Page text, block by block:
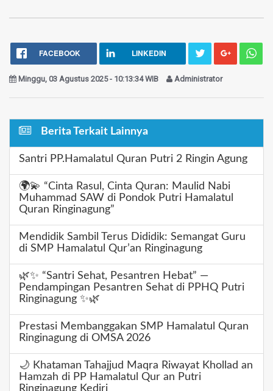
FACEBOOK LINKEDIN
Minggu, 03 Agustus 2025 - 10:13:34 WIB Administrator
Berita Terkait Lainnya
Santri PP.Hamalatul Quran Putri 2 Ringin Agung
🌍💫 “Cinta Rasul, Cinta Quran: Maulid Nabi
Muhammad SAW di Pondok Putri Hamalatul
Quran Ringinagung”
Mendidik Sambil Terus Dididik: Semangat Guru
di SMP Hamalatul Qur’an Ringinagung
🌿✨ “Santri Sehat, Pesantren Hebat” —
Pendampingan Pesantren Sehat di PPHQ Putri
Ringinagung ✨🌿
Prestasi Membanggakan SMP Hamalatul Quran
Ringinagung di OMSA 2026
🌙 Khataman Tahajjud Maqra Riwayat Khollad an
Hamzah di PP Hamalatul Qur an Putri
Ringinagung Kediri